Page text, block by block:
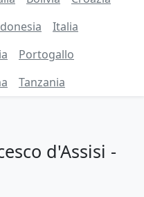
Italia
Portogallo
Tanzania
d'Assisi -